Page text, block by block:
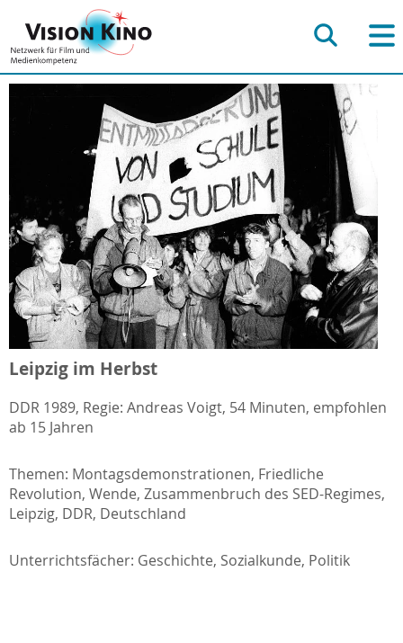
Leipzig im Herbst
DDR 1989, Regie: Andreas Voigt, 54 Minuten, empfohlen
ab 15 Jahren
Themen: Montagsdemonstrationen, Friedliche
Revolution, Wende, Zusammenbruch des SED-Regimes,
Leipzig, DDR, Deutschland
Unterrichtsfächer: Geschichte, Sozialkunde, Politik